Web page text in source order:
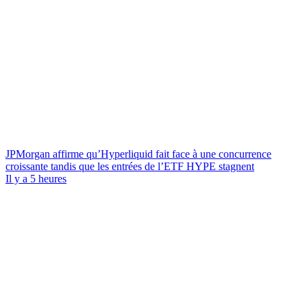
JPMorgan affirme qu’Hyperliquid fait face à une concurrence
croissante tandis que les entrées de l’ETF HYPE stagnent
Il y a 5 heures